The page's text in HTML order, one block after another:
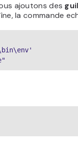
ajoutons des
la commande